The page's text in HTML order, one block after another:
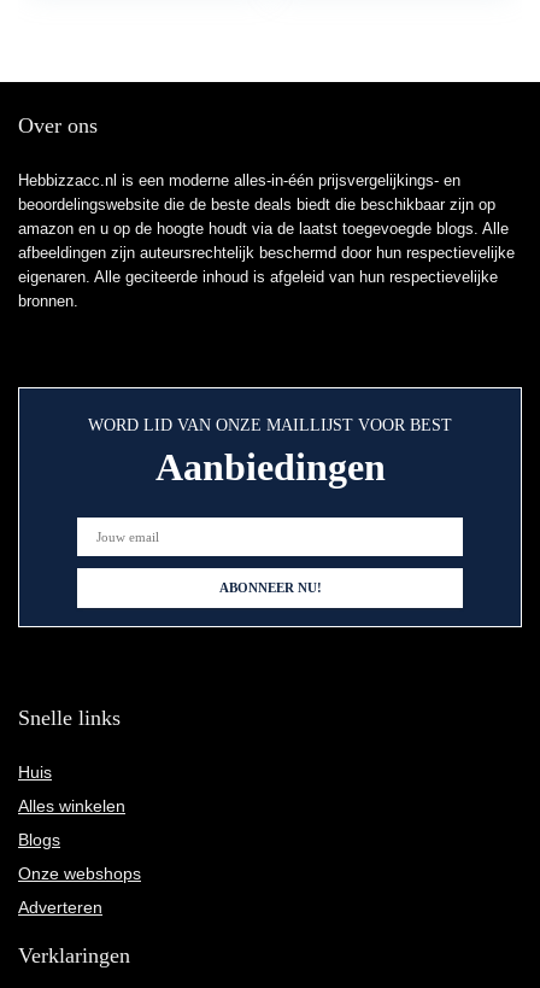
Over ons
Hebbizzacc.nl is een moderne alles-in-één prijsvergelijkings- en
beoordelingswebsite die de beste deals biedt die beschikbaar zijn op
amazon en u op de hoogte houdt via de laatst toegevoegde blogs. Alle
afbeeldingen zijn auteursrechtelijk beschermd door hun respectievelijke
eigenaren. Alle geciteerde inhoud is afgeleid van hun respectievelijke
bronnen.
WORD LID VAN ONZE MAILLIJST VOOR BEST
Aanbiedingen
Snelle links
Huis
Alles winkelen
Blogs
Onze webshops
Adverteren
Verklaringen